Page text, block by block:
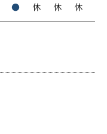
● 休 休 休